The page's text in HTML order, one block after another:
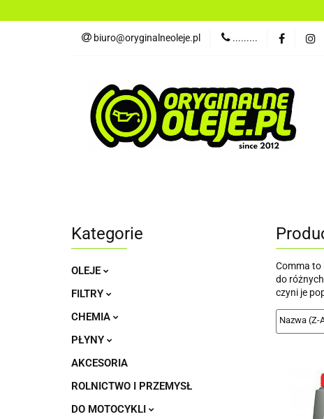
biuro@oryginalneoleje.pl .........
OLEJE FILTRY
OLEJE Z USA
Kategorie
OLEJE
FILTRY
CHEMIA
PŁYNY
AKCESORIA
ROLNICTWO I PRZEMYSŁ
DO MOTOCYKLI
Comma to
do
czyni je